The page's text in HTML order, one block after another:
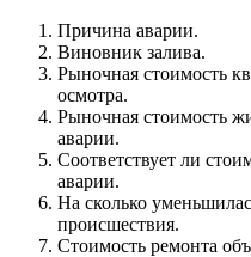
Причина аварии.
Виновник залива.
Рыночная стоимость
осмотра.
Рыночная стоимость
аварии.
Соответствует ли
аварии.
На сколько
происшествия.
Стоимость ремонта